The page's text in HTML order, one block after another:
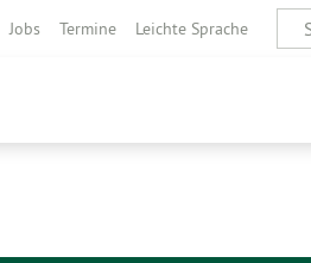
Jobs Termine Leichte Sprache